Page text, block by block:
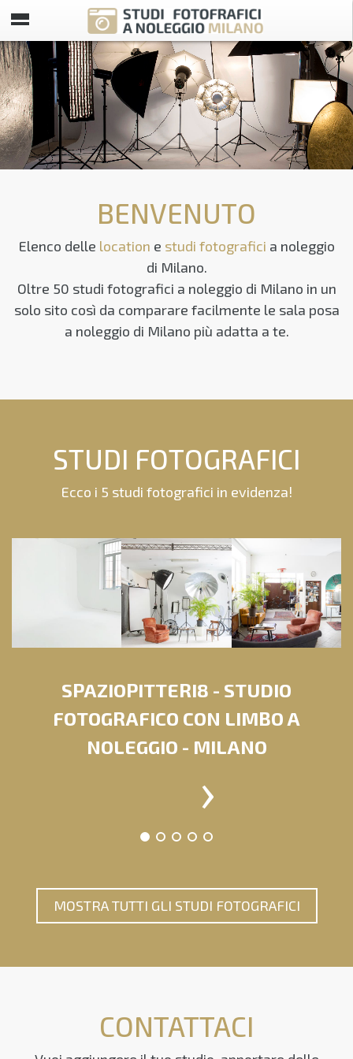
BENVENUTO
Elenco delle location e studi fotografici a noleggio
di Milano.
Oltre 50 studi fotografici a noleggio di Milano in un
solo sito così da comparare facilmente le sala posa
a noleggio di Milano più adatta a te.
STUDI FOTOGRAFICI
Ecco i 5 studi fotografici in evidenza!
SPAZIOPITTERI8 - STUDIO
FOTOGRAFICO CON LIMBO A
NOLEGGIO - MILANO
›
MOSTRA TUTTI GLI STUDI FOTOGRAFICI
CONTATTACI